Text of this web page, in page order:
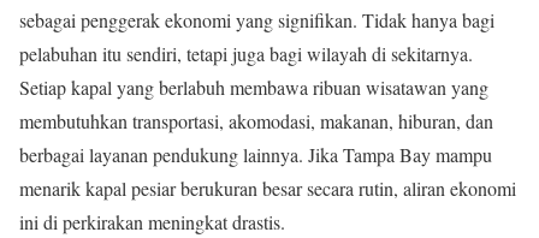
sebagai penggerak ekonomi yang signifikan. Tidak hanya bagi
pelabuhan itu sendiri, tetapi juga bagi wilayah di sekitarnya.
Setiap kapal yang berlabuh membawa ribuan wisatawan yang
membutuhkan transportasi, akomodasi, makanan, hiburan, dan
berbagai layanan pendukung lainnya. Jika Tampa Bay mampu
menarik kapal pesiar berukuran besar secara rutin, aliran ekonomi
ini di perkirakan meningkat drastis.